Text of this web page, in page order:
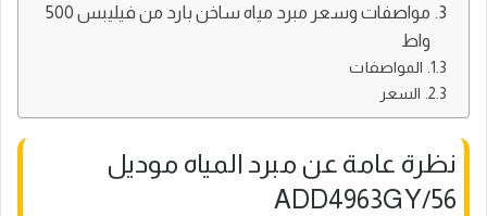
مواصفات وسعر مبرد مياه ساخن بارد من فيليبس 500
واط
المواصفات
السعر
نظرة عامة عن مبرد المياه موديل
ADD4963GY/56